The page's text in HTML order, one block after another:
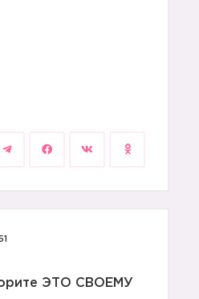
ЭТО СВОЕМУ